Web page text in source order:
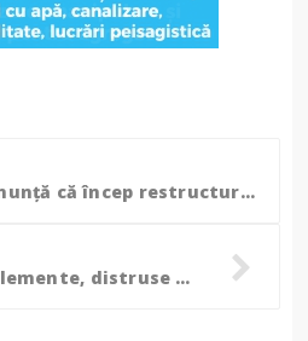
Ilie Bolojan anunță că încep restructurări în companiile de stat
Sute de muniții și elemente, distruse de pirotehnicienii botoșăneni în poligonul din Copălău!